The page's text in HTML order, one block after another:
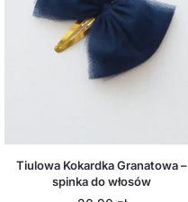
Tiulowa Kokardka Granatowa –
spinka do włosów